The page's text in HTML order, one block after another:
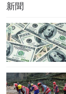
新聞